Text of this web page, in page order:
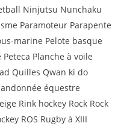
Ninjutsu Nunchaku
Paramoteur Parapente
marine Pelote basque
Planche à voile
Quilles Qwan ki do
équestre
Rink hockey Rock Rock
ROS Rugby à XIII